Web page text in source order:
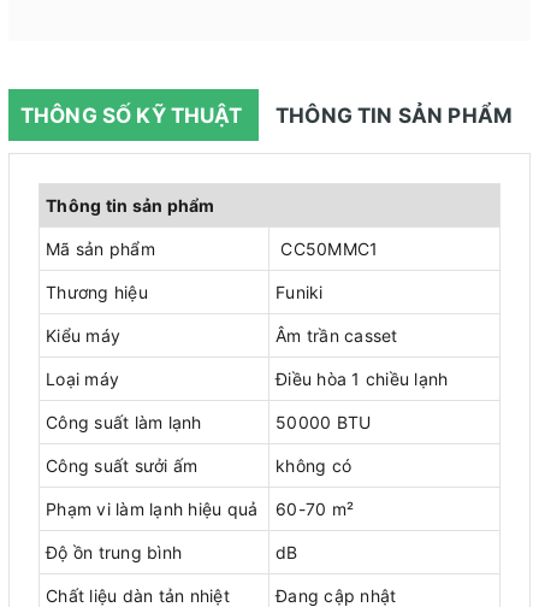
THÔNG SỐ KỸ THUẬT THÔNG TIN SẢN PHẨM
Thông tin sản phẩm
Mã sản phẩm CC50MMC1
Thương hiệu Funiki
Kiểu máy Âm trần casset
Loại máy Điều hòa 1 chiều lạnh
Công suất làm lạnh 50000 BTU
Công suất sưởi ấm không có
Phạm vi làm lạnh hiệu quả 60-70 m²
Độ ồn trung bình dB
Chất liệu dàn tản nhiệt Đang cập nhật